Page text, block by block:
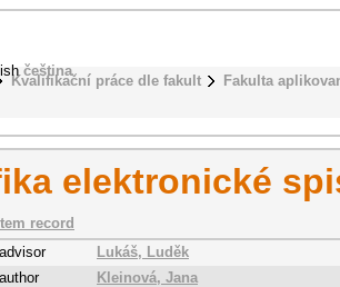
Kvalifikační práce dle fakult Fakulta
čeština
elektronické
record
Lukáš, Luděk
Kleinová, Jana